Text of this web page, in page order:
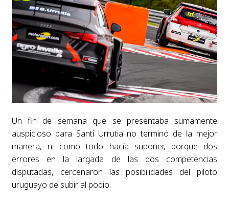
Un fin de semana que se presentaba sumamente
auspicioso para Santi Urrutia no terminó de la mejor
manera, ni como todo hacía suponer, porque dos
errores en la largada de las dos competencias
disputadas, cercenaron las posibilidades del piloto
uruguayo de subir al podio.